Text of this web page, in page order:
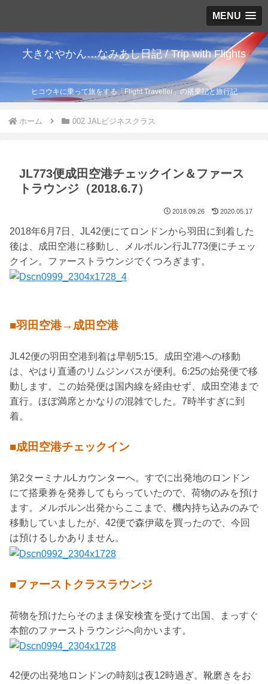
MENU
大きなやかん…なみあし日記 / Trip with Flights
ヒコウキに乗って旅をする「Flight Traveller」の搭乗記と旅行記
ホーム 002 JALビジネスクラス
JL773便成田空港チェックイン＆ファース
トラウンジ（2018.6.7）
2018.09.26 2020.05.17
2018年6月7日、JL42便にてロンドンから羽田に到着した
後は、成田空港に移動し、メルボルン行JL773便にチェッ
クイン。ファーストラウンジでくつろぎます。
■羽田空港→成田空港
JL42便の羽田空港到着は早朝5:15。成田空港への移動
は、やはり直通のリムジンバスが便利。6:25の始発便で移
動します。この始発便は国内線を経由せず、成田空港まで
直行。ほぼ満席とかなりの混雑でした。7時半すぎに到
着。
■成田空港チェックイン
第2ターミナルLカウンターへ。すでに出発地のロンドン
にて搭乗券を発券してもらっていたので、荷物のみを預け
ます。メルボルン出発からここまで、機内持ち込みのみで
移動していましたが、42便で森伊蔵を買ったので、今回
は預けるしかありません。
■ファーストクラスラウンジ
荷物を預けたらそのまま保安検査を受けて出国、まっすぐ
本館のファーストラウンジへ向かいます。
42便の出発地ロンドンの時刻は夜12時過ぎ。靴磨きをお